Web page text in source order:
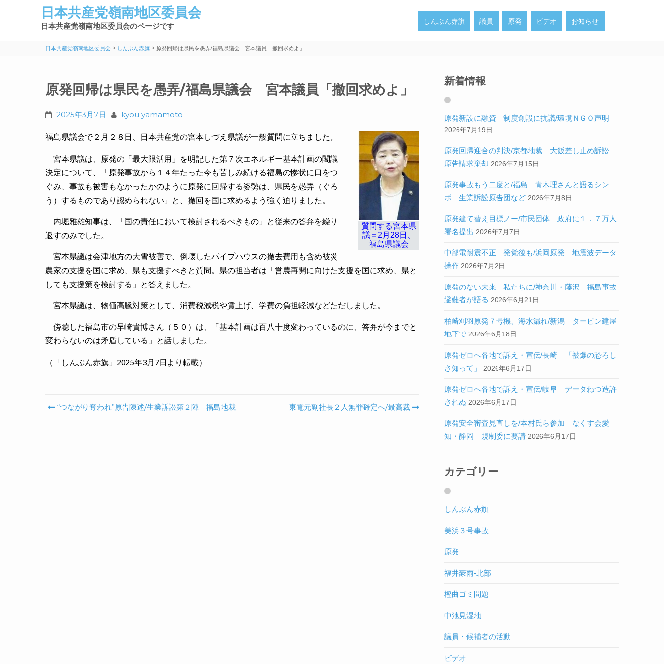
日本共産党嶺南地区委員会
日本共産党嶺南地区委員会のページです
しんぶん赤旗 議員 原発 ビデオ お知らせ
日本共産党嶺南地区委員会 > しんぶん赤旗 > 原発回帰は県民を愚弄/福島県議会 宮本議員「撤回求めよ」
原発回帰は県民を愚弄/福島県議会 宮本議員「撤回求めよ」
2025年3月7日 kyou yamamoto
質問する宮本県
議＝2月28日、
福島県議会
福島県議会で２月２８日、日本共産党の宮本しづえ県議が一般質問に立ちました。
宮本県議は、原発の「最大限活用」を明記した第７次エネルギー基本計画の閣議
決定について、「原発事故から１４年たった今も苦しみ続ける福島の惨状に口をつ
ぐみ、事故も被害もなかったかのように原発に回帰する姿勢は、県民を愚弄（ぐろ
う）するものであり認められない」と、撤回を国に求めるよう強く迫りました。
内堀雅雄知事は、「国の責任において検討されるべきもの」と従来の答弁を繰り
返すのみでした。
宮本県議は会津地方の大雪被害で、倒壊したパイプハウスの撤去費用も含め被災
農家の支援を国に求め、県も支援すべきと質問。県の担当者は「営農再開に向けた支援を国に求め、県と
しても支援策を検討する」と答えました。
宮本県議は、物価高騰対策として、消費税減税や賃上げ、学費の負担軽減などただしました。
傍聴した福島市の早崎貴博さん（５０）は、「基本計画は百八十度変わっているのに、答弁が今までと
変わらないのは矛盾している」と話しました。
（「しんぶん赤旗」2025年3月7日より転載）
Post navigation
“つながり奪われ”原告陳述/生業訴訟第２陣 福島地裁 東電元副社長２人無罪確定へ/最高裁
新着情報
原発新設に融資 制度創設に抗議/環境ＮＧＯ声明
2026年7月19日
原発回帰迎合の判決/京都地裁 大飯差し止め訴訟
原告請求棄却 2026年7月15日
原発事故もう二度と/福島 青木理さんと語るシン
ポ 生業訴訟原告団など 2026年7月8日
原発建て替え目標ノー/市民団体 政府に１．７万人
署名提出 2026年7月7日
中部電耐震不正 発覚後も/浜岡原発 地震波データ
操作 2026年7月2日
原発のない未来 私たちに/神奈川・藤沢 福島事故
避難者が語る 2026年6月21日
柏崎刈羽原発７号機、海水漏れ/新潟 タービン建屋
地下で 2026年6月18日
原発ゼロへ各地で訴え・宣伝/長崎 「被爆の恐ろし
さ知って」
2026年6月17日
原発ゼロへ各地で訴え・宣伝/岐阜 データねつ造許
されぬ 2026年6月17日
原発安全審査見直しを/本村氏ら参加 なくす会愛
知・静岡 規制委に要請 2026年6月17日
カテゴリー
しんぶん赤旗
美浜３号事故
原発
福井豪雨-北部
樫曲ゴミ問題
中池見湿地
議員・候補者の活動
ビデオ